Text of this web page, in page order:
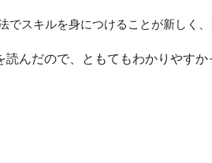
でスキルを身につけることが新しく、
んだので、ともてもわかりやすか